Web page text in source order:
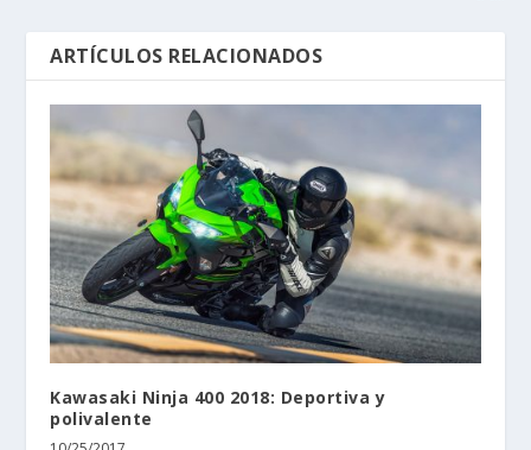
ARTÍCULOS RELACIONADOS
Kawasaki Ninja 400 2018: Deportiva y
polivalente